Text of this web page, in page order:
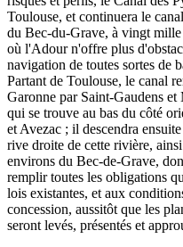
Toulouse, et continuera le
du Bec-du-Grave, à vingt
où l'Adour n'offre plus
navigation de toutes sortes de
Partant de Toulouse, le canal
Garonne par Saint-Gaudens
qui se trouve au bas du côté
et Avezac ; il descendra
rive droite de cette rivière,
environs du Bec-de-Grave,
remplir toutes les obligations
lois existantes, et aux
concession, aussitôt que les
seront levés, présentés et